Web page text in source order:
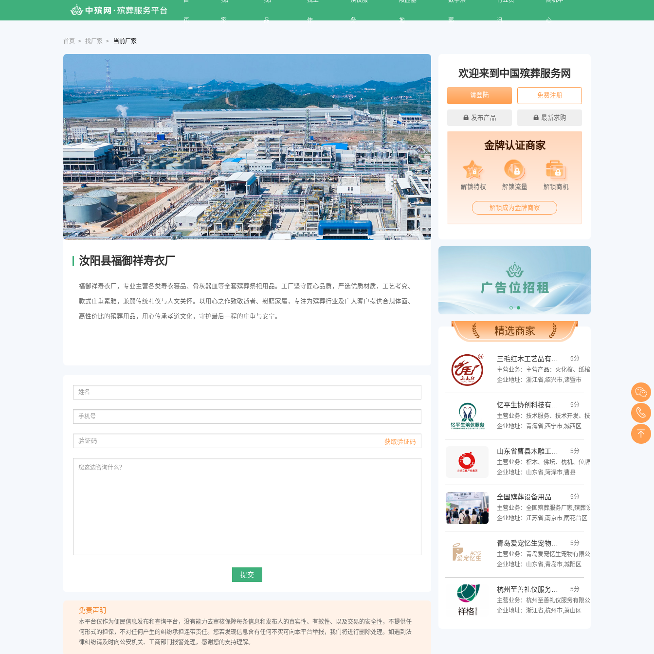
页 家 品 作 务 地 葬 讯 心
首页 > 找厂家 > 当前厂家
汝阳县福御祥寿衣厂
福御祥寿衣厂，专业主营各类寿衣寝品、骨灰器皿等全套殡葬祭祀用品。工厂坚守匠心品质，严选优质材质，工艺考究、
款式庄重素雅，兼顾传统礼仪与人文关怀。以用心之作致敬逝者、慰藉家属，专注为殡葬行业及广大客户提供合规体面、
高性价比的殡葬用品，用心传承孝道文化，守护最后一程的庄重与安宁。
提交
免责声明
本平台仅作为便民信息发布和查询平台，没有能力去审核保障每条信息和发布人的真实性、有效性、以及交易的安全性，不提供任
何形式的担保，不对任何产生的纠纷承担连带责任。您若发现信息含有任何不实可向本平台举报，我们将进行删除处理。如遇到法
律纠纷请及时向公安机关、工商部门报警处理，感谢您的支持理解。
欢迎来到中国殡葬服务网
请登陆 免费注册
发布产品 最新求购
金牌认证商家
解锁特权 解锁流量 解锁商机
解锁成为金牌商家
精选商家
5分
主营业务：主营产品：火化棺、纸棺、寿衣寿被、随葬品、
企业地址：浙江省,绍兴市,诸暨市
5分
主营业务：技术服务、技术开发、技术咨询、技术交流、技
企业地址：青海省,西宁市,城西区
5分
主营业务：棺木、佛坛、枕机、位牌、木质餐托、祭坛、纺
企业地址：山东省,菏泽市,曹县
全国殡葬设备用品厂家
5分
主营业务：全国殡葬服务厂家,殡葬设备,殡葬用品类别,殡葬
企业地址：江苏省,南京市,雨花台区
5分
主营业务：青岛爱宠忆生宠物有限公司主营，宠物祭祀用品
企业地址：山东省,青岛市,城阳区
5分
主营业务：杭州至善礼仪服务有限公司，旗下运营“祥格”核
企业地址：浙江省,杭州市,萧山区
确定